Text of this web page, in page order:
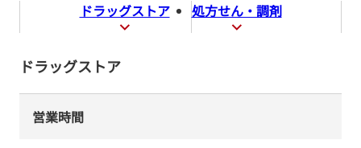
ドラッグストア 処方せん・調剤
ドラッグストア
営業時間